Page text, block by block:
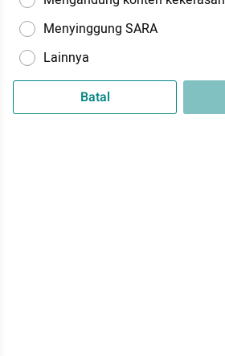
Menyinggung SARA
Lainnya
Batal